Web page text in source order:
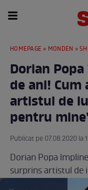
HOMEPAGE » MONDEN »
Dorian
de ani!
artistul de
pentru
Publicat pe 07.08.2020 la
Dorian Popa
surprins artistul de